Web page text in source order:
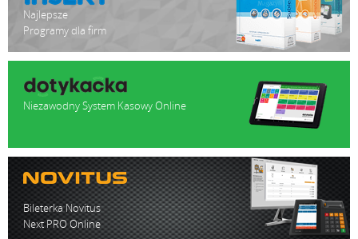
Najlepsze
Programy dla firm
Niezawodny System Kasowy Online
Bileterka Novitus
Next PRO Online